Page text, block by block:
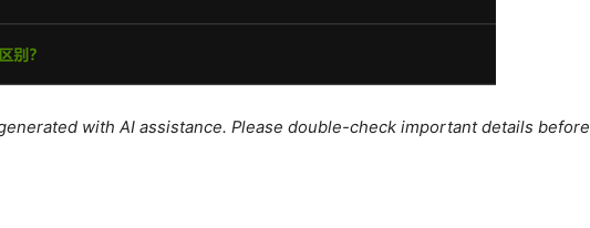
with AI assistance. Please double-check important details before